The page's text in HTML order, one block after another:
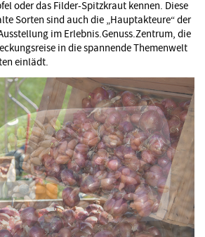
oder das Filder-Spitzkraut kennen. Diese
Sorten sind auch die „Hauptakteure“ der
im Erlebnis.Genuss.Zentrum, die
in die spannende Themenwelt
einlädt.